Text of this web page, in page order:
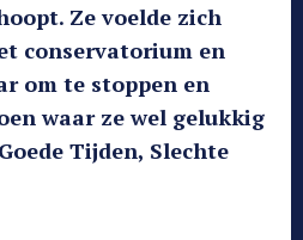
Ze voelde zich
conservatorium en
om te stoppen en
waar ze wel gelukkig
Tijden, Slechte